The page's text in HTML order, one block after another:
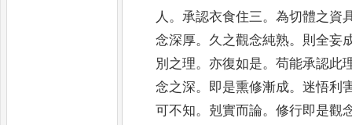
人 。 承認衣食住三。為切體之資
念深厚。 久之觀念純熟。 則全妄
別之理。亦復如是。苟能承認此
念之深。 即是熏修漸成。迷悟利
可不知。 剋實而論。修行即是觀